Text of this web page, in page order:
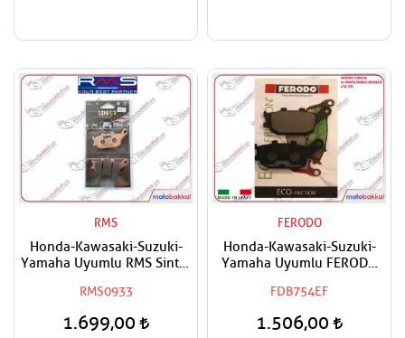
RMS
Honda-Kawasaki-Suzuki-
Yamaha Uyumlu RMS Sinter
RMS0933
1.699,00
FERODO
Honda-Kawasaki-Suzuki-
Yamaha Uyumlu FERODO
FDB754EF
1.506,00